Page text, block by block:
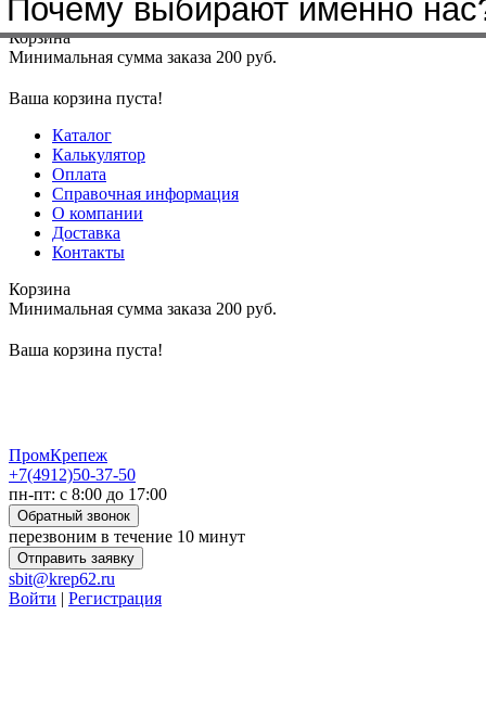
Меню+7(4912)50-37-50sbit@krep62.ru
Корзина
Минимальная сумма заказа 200 руб.
Ваша корзина пуста!
Каталог
Калькулятор
Оплата
Справочная информация
О компании
Доставка
Контакты
Корзина
Минимальная сумма заказа 200 руб.
Ваша корзина пуста!
ПромКрепеж
+7(4912)50-37-50
пн-пт: с 8:00 до 17:00
Обратный звонок
перезвоним в течение 10 минут
Отправить заявку
sbit@krep62.ru
Войти | Регистрация
Почему выбирают именно